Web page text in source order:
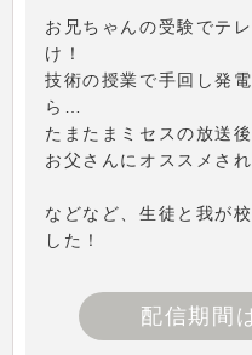
お兄ちゃんの受験でテ
け！
技術の授業で手回し発
ら…
たまたまミセスの放送
お父さんにオススメされ
などなど、生徒と我が
した！
配信期間